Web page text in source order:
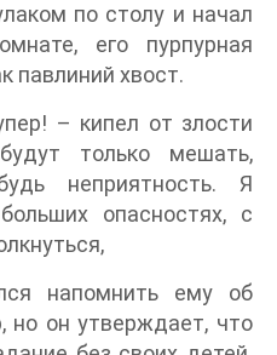
по столу и начал
его пурпурная
павлиний хвост.
– кипел от злости
только мешать,
неприятность. Я
опасностях, с
напомнить ему об
но он утверждает, что